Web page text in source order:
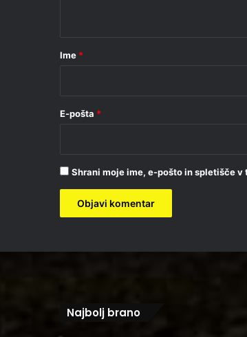
r
Ime *
E-pošta *
Shrani moje ime, e-pošto in spletišče
Najbolj brano